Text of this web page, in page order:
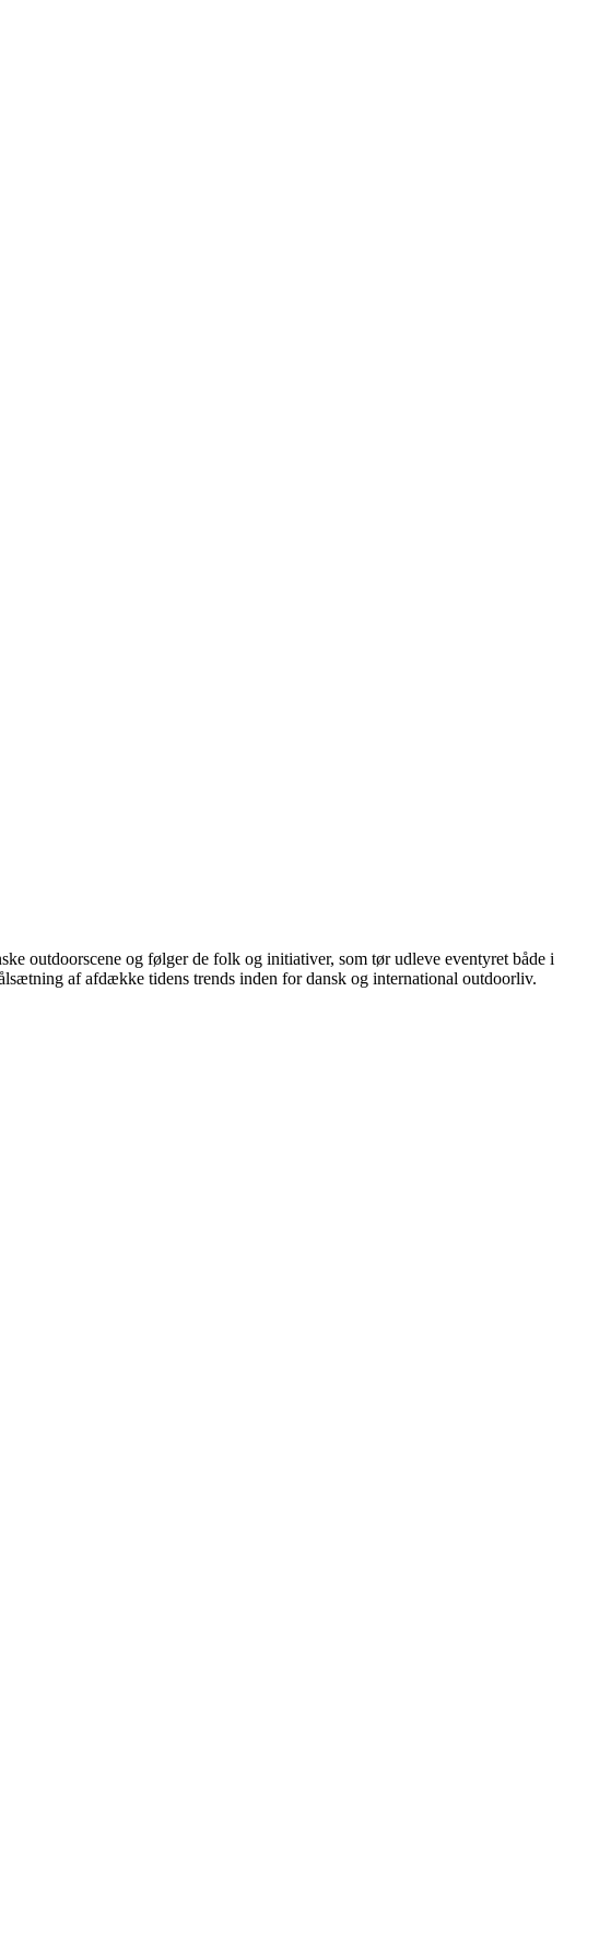
outdoorscene og følger de folk og initiativer, som tør udleve eventyret både i
af afdække tidens trends inden for dansk og international outdoorliv.